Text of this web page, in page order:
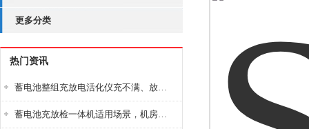
更多分类
热门资讯
蓄电池整组充放电活化仪充不满、放不完怎么办？
蓄电池充放检一体机适用场景，机房基站变电站铅酸蓄电池维护检测应用